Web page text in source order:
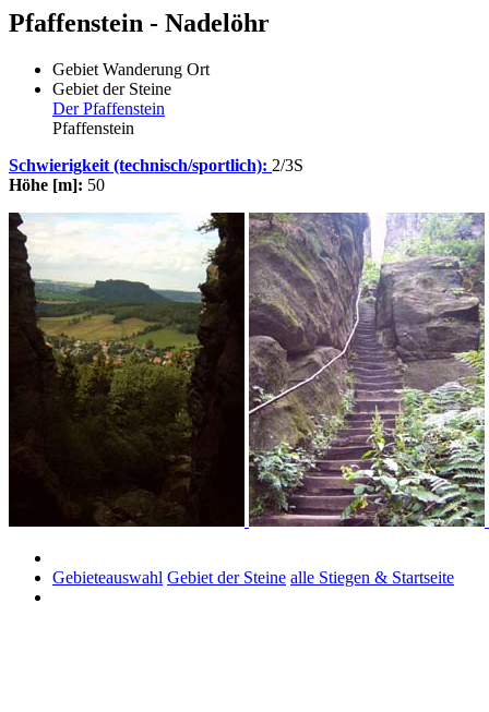
Pfaffenstein - Nadelöhr
Gebiet Wanderung Ort
Gebiet der Steine
Der Pfaffenstein
Pfaffenstein
Schwierigkeit (technisch/sportlich): 2/3S
Höhe [m]: 50
Gebieteauswahl Gebiet der Steine alle Stiegen & Startseite